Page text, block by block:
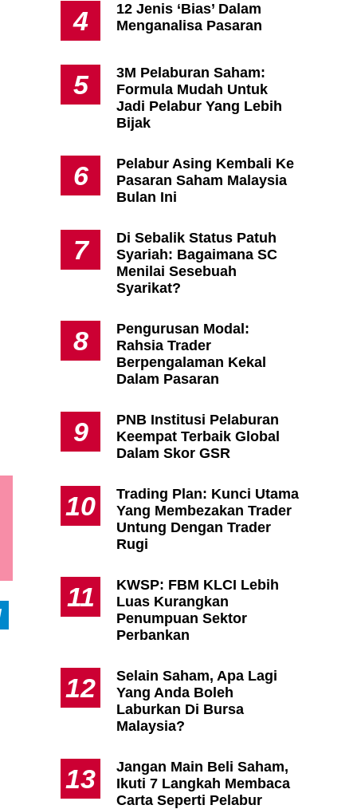
4
12 Jenis ‘Bias’ Dalam
Menganalisa Pasaran
5
3M Pelaburan Saham:
Formula Mudah Untuk
Jadi Pelabur Yang Lebih
Bijak
6
Pelabur Asing Kembali Ke
Pasaran Saham Malaysia
Bulan Ini
7
Di Sebalik Status Patuh
Syariah: Bagaimana SC
Menilai Sesebuah
Syarikat?
8
Pengurusan Modal:
Rahsia Trader
Berpengalaman Kekal
Dalam Pasaran
9
PNB Institusi Pelaburan
Keempat Terbaik Global
Dalam Skor GSR
10
Trading Plan: Kunci Utama
Yang Membezakan Trader
Untung Dengan Trader
Rugi
11
KWSP: FBM KLCI Lebih
Luas Kurangkan
Penumpuan Sektor
Perbankan
12
Selain Saham, Apa Lagi
Yang Anda Boleh
Laburkan Di Bursa
Malaysia?
13
Jangan Main Beli Saham,
Ikuti 7 Langkah Membaca
Carta Seperti Pelabur